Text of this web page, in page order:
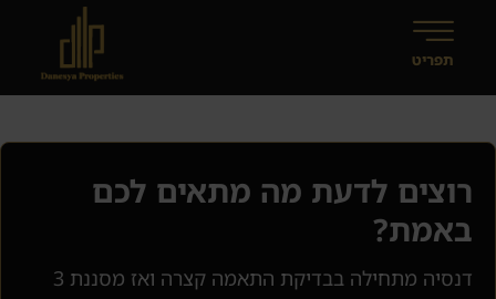
רוצים לדעת מה מתאים לכם
באמת?
דנסיה מתחילה בבדיקת התאמה קצרה ואז מסננת 3